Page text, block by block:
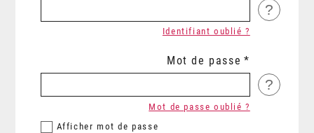
?
Identifiant oublié ?
Mot de passe
?
Afficher mot de passe
Mot de passe oublié ?